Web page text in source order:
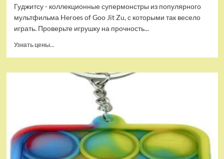
Гуджитсу - коллекционные супермонстры из популярного
мультфильма Heroes of Goo Jit Zu, с которыми так весело
играть. Проверьте игрушку на прочность...
Узнать цены...
Тянущаяся
Паук
Водная